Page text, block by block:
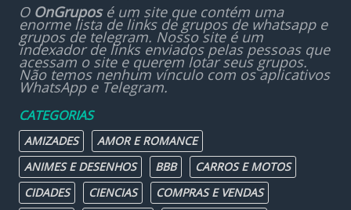
O OnGruposé um site que contém uma
enorme lista de links de grupos de whatsapp e
grupos de telegram. Nosso site é um
indexador de links enviados pelas pessoas que
acessam o site e querem lotar seus grupos.
Não temos nenhum vínculo com os aplicativos
WhatsApp e Telegram.
CATEGORIAS
AMIZADES
AMOR E ROMANCE
ANIMES E DESENHOS
BBB
CARROS E MOTOS
CIDADES
CIENCIAS
COMPRAS E VENDAS